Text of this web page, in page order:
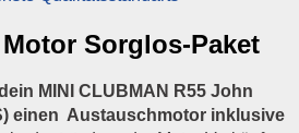
Motor Sorglos-Paket
MINI CLUBMAN R55 John
einen Austauschmotor inklusive